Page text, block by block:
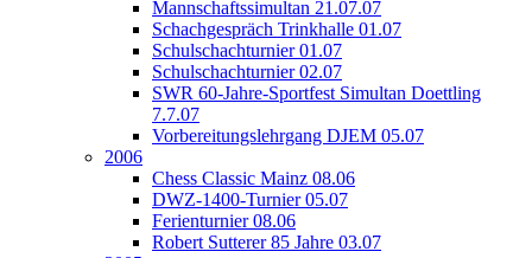
Mannschaftssimultan 21.07.07
Schachgespräch Trinkhalle 01.07
Schulschachturnier 01.07
Schulschachturnier 02.07
SWR 60-Jahre-Sportfest Simultan Doettling
7.7.07
Vorbereitungslehrgang DJEM 05.07
2006
Chess Classic Mainz 08.06
DWZ-1400-Turnier 05.07
Ferienturnier 08.06
Robert Sutterer 85 Jahre 03.07